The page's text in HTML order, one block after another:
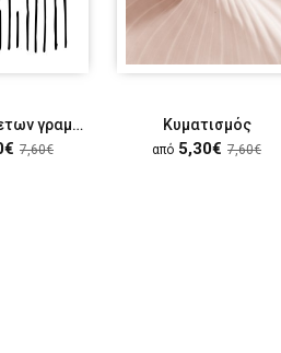
Μοτίβο κάθετων γραμμών
7,60€
Κυματισμός
από 5,30€ 7,60€